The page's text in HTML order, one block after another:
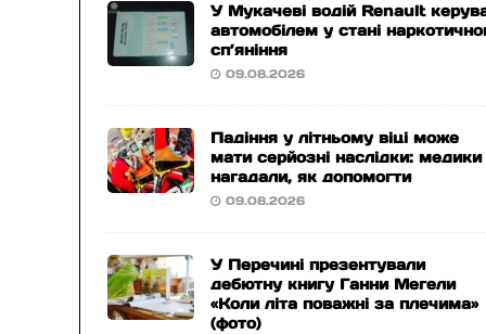
У Мукачеві водій Renault
автомобілем у стані
сп’яніння
09.08.2026
Падіння у літньому віці може
мати серйозні наслідки: медики
нагадали, як допомогти
09.08.2026
У Перечині презентували
дебютну книгу Ганни Мегели
«Коли літа поважні за плечима»
(фото)